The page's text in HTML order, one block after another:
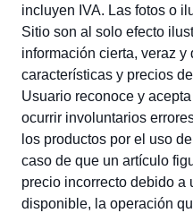
incluyen IVA. Las fotos o
Sitio son al solo efecto
información cierta, veraz
características y precios
Usuario reconoce y
ocurrir involuntarios
los productos por el uso
caso de que un artículo
precio incorrecto debido a
disponible, la operación